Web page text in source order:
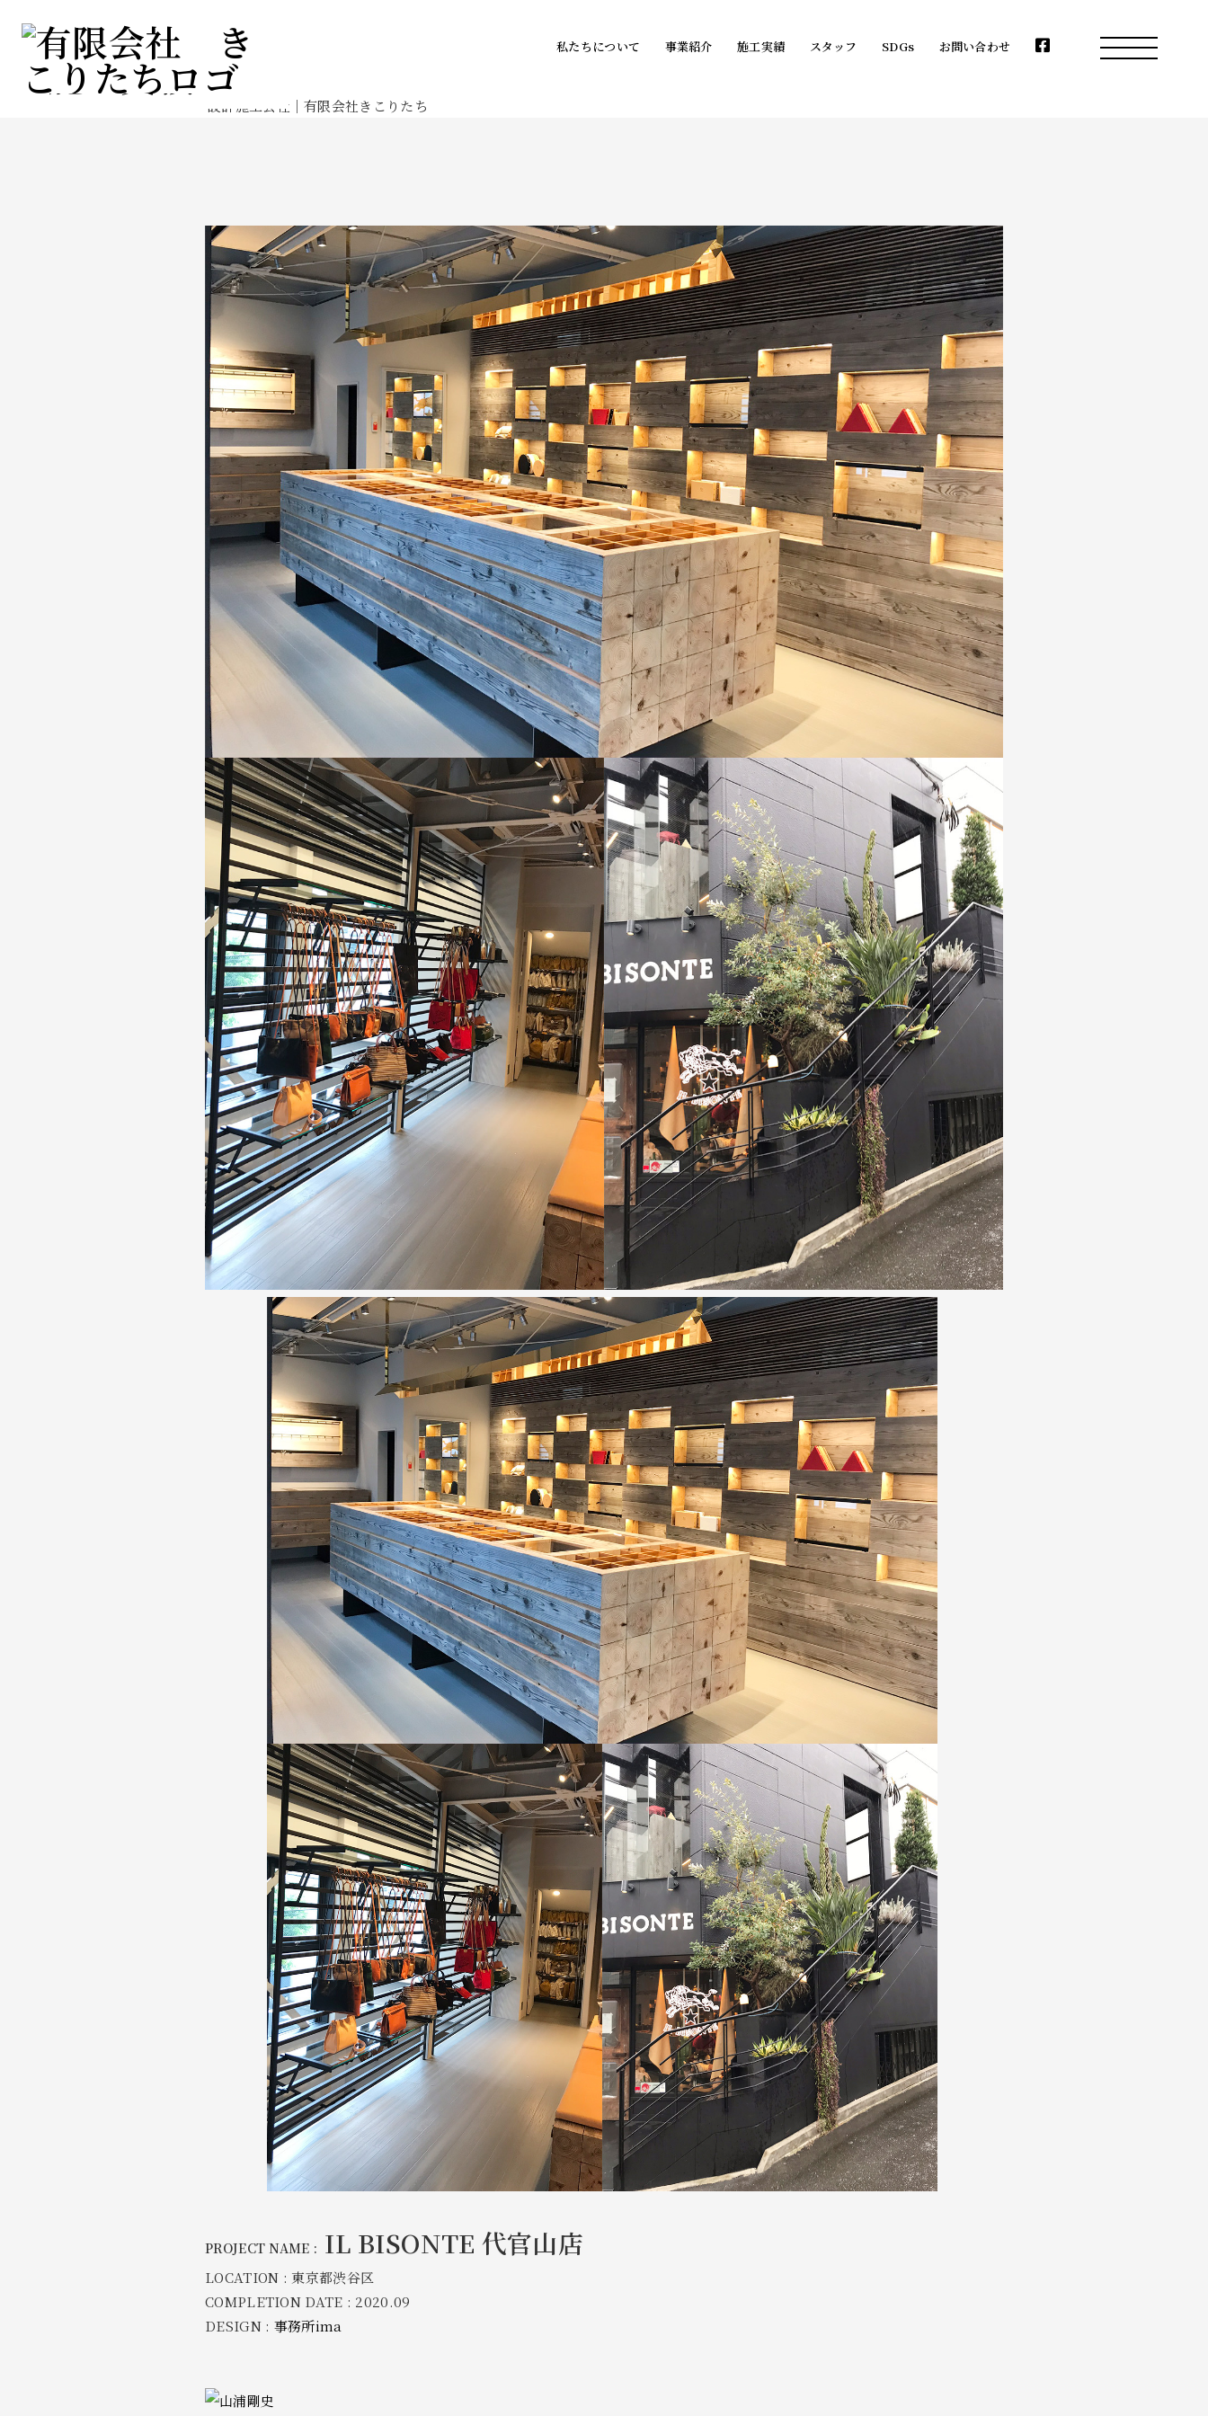
私たちについて 事業紹介 施工実績 スタッフ SDGs お問い合わせ
施工実績 Works
PROJECT NAME : IL BISONTE 代官山店
LOCATION : 東京都渋谷区
COMPLETION DATE : 2020.09
DESIGN : 事務所ima